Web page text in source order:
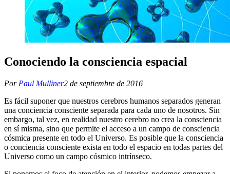
Conociendo la consciencia espacial
Por Paul Mulliner2 de septiembre de 2016
Es fácil suponer que nuestros cerebros humanos separados generan
una conciencia consciente separada para cada uno de nosotros. Sin
embargo, tal vez, en realidad nuestro cerebro no crea la consciencia
en sí misma, sino que permite el acceso a un campo de consciencia
cósmica presente en todo el Universo. Es posible que la consciencia
o conciencia consciente exista en todo el espacio en todas partes del
Universo como un campo cósmico intrínseco.